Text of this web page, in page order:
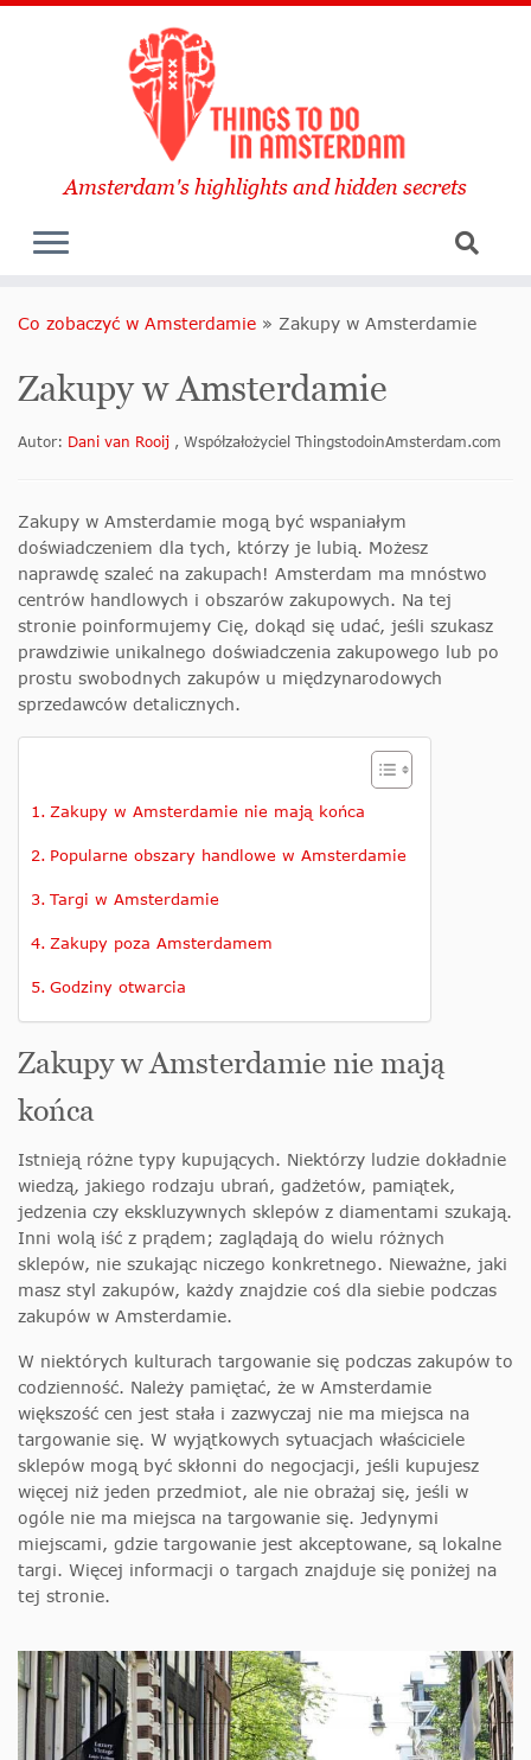
Amsterdam's highlights and hidden secrets
Co zobaczyć w Amsterdamie » Zakupy w Amsterdamie
Zakupy w Amsterdamie
Autor: Dani van Rooij , Współzałożyciel ThingstodoinAmsterdam.com
Zakupy w Amsterdamie mogą być wspaniałym
doświadczeniem dla tych, którzy je lubią. Możesz
naprawdę szaleć na zakupach! Amsterdam ma mnóstwo
centrów handlowych i obszarów zakupowych. Na tej
stronie poinformujemy Cię, dokąd się udać, jeśli szukasz
prawdziwie unikalnego doświadczenia zakupowego lub po
prostu swobodnych zakupów u międzynarodowych
sprzedawców detalicznych.
Zakupy w Amsterdamie nie mają końca
Popularne obszary handlowe w Amsterdamie
Targi w Amsterdamie
Zakupy poza Amsterdamem
Godziny otwarcia
Zakupy w Amsterdamie nie mają
końca
Istnieją różne typy kupujących. Niektórzy ludzie dokładnie
wiedzą, jakiego rodzaju ubrań, gadżetów, pamiątek,
jedzenia czy ekskluzywnych sklepów z diamentami szukają.
Inni wolą iść z prądem; zaglądają do wielu różnych
sklepów, nie szukając niczego konkretnego. Nieważne, jaki
masz styl zakupów, każdy znajdzie coś dla siebie podczas
zakupów w Amsterdamie.
W niektórych kulturach targowanie się podczas zakupów to
codzienność. Należy pamiętać, że w Amsterdamie
większość cen jest stała i zazwyczaj nie ma miejsca na
targowanie się. W wyjątkowych sytuacjach właściciele
sklepów mogą być skłonni do negocjacji, jeśli kupujesz
więcej niż jeden przedmiot, ale nie obrażaj się, jeśli w
ogóle nie ma miejsca na targowanie się. Jedynymi
miejscami, gdzie targowanie jest akceptowane, są lokalne
targi. Więcej informacji o targach znajduje się poniżej na
tej stronie.